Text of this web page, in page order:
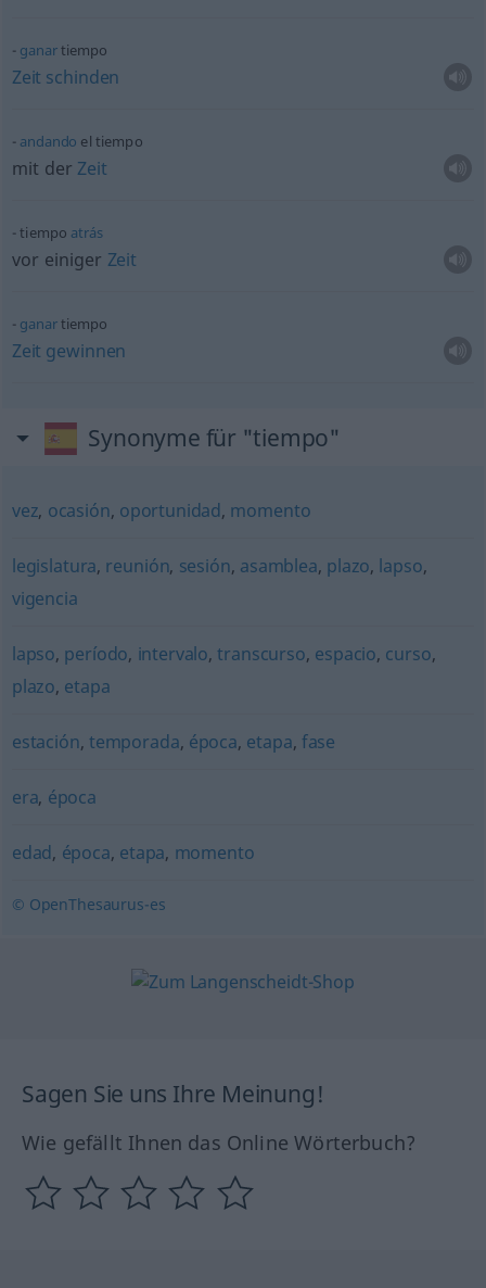
ganartiempo
Zeit schinden
andando el tiempo
mit der Zeit
tiempo atrás
vor einiger Zeit
ganartiempo
Zeit gewinnen
Synonyme für "tiempo"
vez, ocasión, oportunidad, momento
legislatura, reunión, sesión, asamblea, plazo, lapso,
vigencia
lapso, período, intervalo,transcurso, espacio, curso,
plazo, etapa
estación, temporada, época, etapa, fase
era, época
edad, época, etapa, momento
© OpenThesaurus-es
Sagen Sie uns Ihre Meinung!
Wie gefällt Ihnen das Online Wörterbuch?